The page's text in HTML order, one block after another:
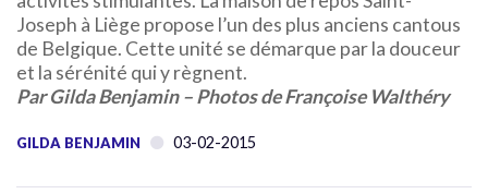
Joseph à Liège propose l’un des plus anciens cantous
de Belgique. Cette unité se démarque par la douceur
et la sérénité qui y règnent.
Par Gilda Benjamin – Photos de Françoise Walthéry
GILDA BENJAMIN 03-02-2015